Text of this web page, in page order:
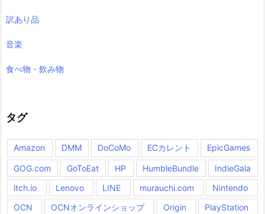
訳あり品
音楽
食べ物・飲み物
タグ
Amazon DMM DoCoMo ECカレント EpicGames
GOG.com GoToEat HP HumbleBundle
IndieGala
itch.io
Lenovo LINE murauchi.com
Nintendo
OCN
OCNオンラインショップ Origin PlayStation